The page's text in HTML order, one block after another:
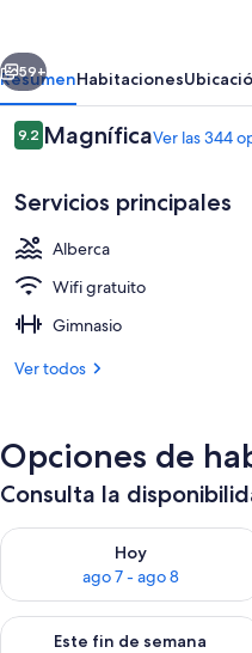
by
Kasa
Siguiente
59+
ResumenHabitaciones
Opiniones
9.29.2 de 10,
MagníficaVer las 344
Servicios principales
Alberca
Wifi gratuito
Gimnasio
Ver todos
Opciones de
Consulta la
Hoy
ago 7 - ago 8
Consulta la disponibilidad
Este fin de semana
Consulta la disponibilidad